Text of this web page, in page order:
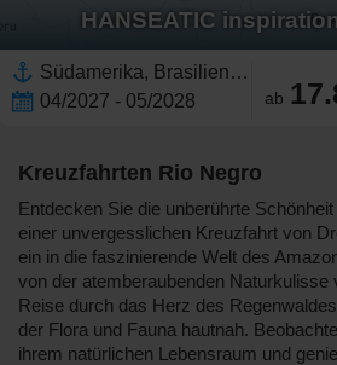
HANSEATIC
Südamerika, Brasilien,Amazonas,Rio Negro,Peru
04/2027 - 05/2028
ab
Kreuzfahrten Rio Negro
Entdecken Sie die unberührte
einer unvergesslichen Kreuzfahrt von
ein in die faszinierende Welt des
von der atemberaubenden Naturkulisse
Reise durch das Herz des
der Flora und Fauna hautnah.
ihrem natürlichen Lebensraum und